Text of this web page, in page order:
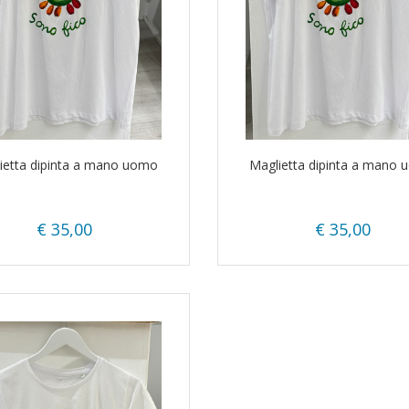
dipinta a mano uomo
€ 35,00
Maglietta dipinta a mano
€ 35,00